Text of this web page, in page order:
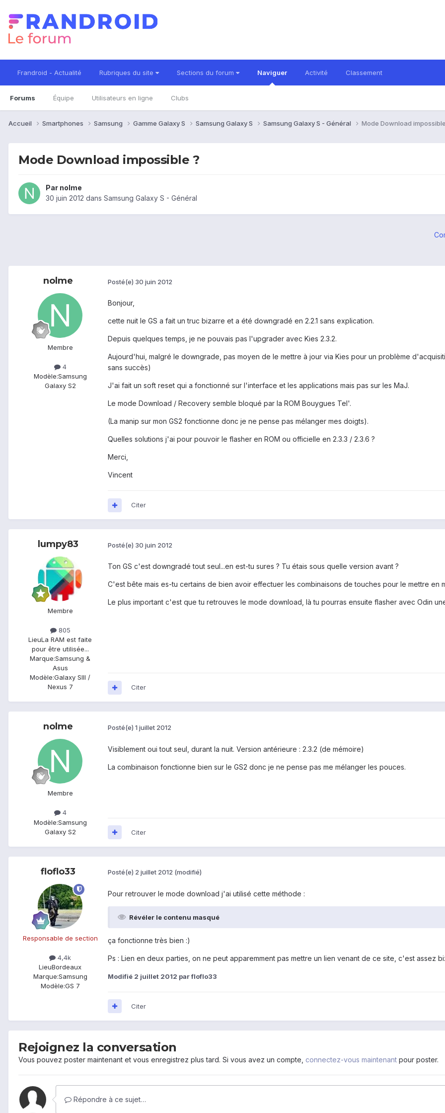
Frandroid - Actualité Rubriques du site Sections du forum Naviguer
Forums Équipe Utilisateurs en ligne Clubs
Activité Classement
Accueil Smartphones Samsung Gamme Galaxy S Samsung Galaxy S Samsung Galaxy S - Général Mode Download
Mode Download impossible ?
Par nolme
30 juin 2012 dans Samsung Galaxy S - Général
nolme
Membre
4
Modèle:Samsung
Galaxy S2
Posté(e) 30 juin 2012
Bonjour,
cette nuit le GS a fait un truc bizarre et a été downgradé en 2.2.1 sans explication.
Depuis quelques temps, je ne pouvais pas l'upgrader avec Kies 2.3.2.
Aujourd'hui, malgré le downgrade, pas moyen de le mettre à jour via Kies pour un problème
sans succès)
J'ai fait un soft reset qui a fonctionné sur l'interface et les applications mais pas sur les MaJ.
Le mode Download / Recovery semble bloqué par la ROM Bouygues Tel'.
(La manip sur mon GS2 fonctionne donc je ne pense pas mélanger mes doigts).
Quelles solutions j'ai pour pouvoir le flasher en ROM ou officielle en 2.3.3 / 2.3.6 ?
Merci,
Vincent
Citer
lumpy83
Membre
805
LieuLa RAM est faite
pour être utilisée...
Marque:Samsung &
Asus
Modèle:Galaxy SIII /
Nexus 7
Posté(e) 30 juin 2012
Ton GS c'est downgradé tout seul...en est-tu sures ? Tu étais sous quelle version avant ?
C'est bête mais es-tu certains de bien avoir effectuer les combinaisons de touches pour le mettre en
Le plus important c'est que tu retrouves le mode download, là tu pourras ensuite flasher avec Odin
Citer
nolme
Membre
4
Modèle:Samsung
Galaxy S2
Posté(e) 1 juillet 2012
Visiblement oui tout seul, durant la nuit. Version antérieure : 2.3.2 (de mémoire)
La combinaison fonctionne bien sur le GS2 donc je ne pense pas me mélanger les pouces.
Citer
floflo33
Responsable de section
4,4k
LieuBordeaux
Marque:Samsung
Modèle:GS 7
Posté(e) 2 juillet 2012 (modifié)
Pour retrouver le mode download j'ai utilisé cette méthode :
Révéler le contenu masqué
ça fonctionne très bien :)
Ps : Lien en deux parties, on ne peut apparemment pas mettre un lien venant de ce site, c'est assez
Modifié 2 juillet 2012 par floflo33
Citer
Rejoignez la conversation
Vous pouvez poster maintenant et vous enregistrez plus tard. Si vous avez un compte, connectez-vous maintenant pour poster.
Répondre à ce sujet…